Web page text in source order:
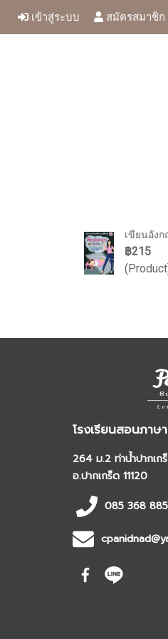
เข้าสู่ระบบ สมัครสมาชิก
เขียนอังก
฿215
โรงเรียนสอนภา
264 ม.2 ท่าน้ำปากเ
อ.ปากเกร็ด 11120
085 368